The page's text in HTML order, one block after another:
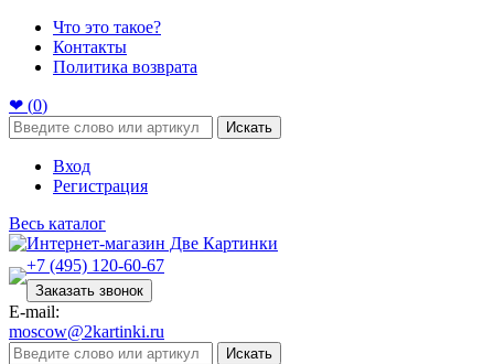
Что это такое?
Контакты
Политика возврата
❤ (0)
Искать
Вход
Регистрация
Весь каталог
+7 (495) 120-60-67
Заказать звонок
E-mail:
moscow@2kartinki.ru
Искать